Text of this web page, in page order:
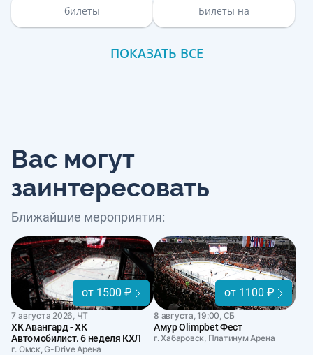
билеты Билеты на
ПОКАЗАТЬ ВСЕ
Вас могут
заинтересовать
Ближайшие мероприятия:
от 1500 ₽
7 августа 2026, ЧТ
ХК Авангард - ХК
Автомобилист. 6 неделя КХЛ
г. Омск, G-Drive Арена
от 1100 ₽
8 августа, 19:00, СБ
Амур Olimpbet Фест
г. Хабаровск, Платинум Арена